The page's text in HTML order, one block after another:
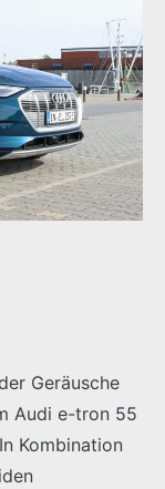
Geräusche
Audi e-tron 55
Kombination